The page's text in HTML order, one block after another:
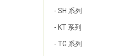
- SH 系列
- KT 系列
- TG 系列